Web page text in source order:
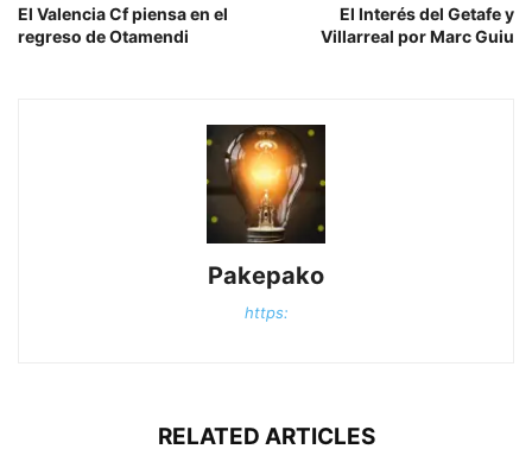
El Valencia Cf piensa en el
regreso de Otamendi
El Interés del Getafe y
Villarreal por Marc Guiu
Pakepako
https:
RELATED ARTICLES